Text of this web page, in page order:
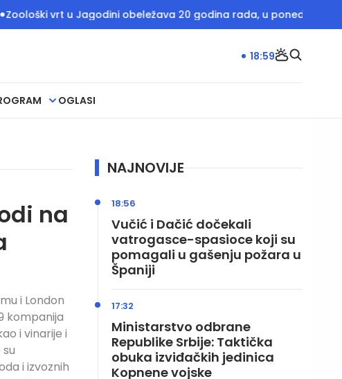
vrt u Jagodini obeležava 20 godina rada, u ponedeljak
OGLASI
18:59
na
i London
kompanija
i vinarije i
i izvoznih
NAJNOVIJE
Vučić i Dačić dočekali
vatrogasce-spasioce koji su
pomagali u gašenju požara u
Španiji
18:56
Ministarstvo odbrane
Republike Srbije: Taktička
obuka izviđačkih jedinica
Kopnene vojske
17:32